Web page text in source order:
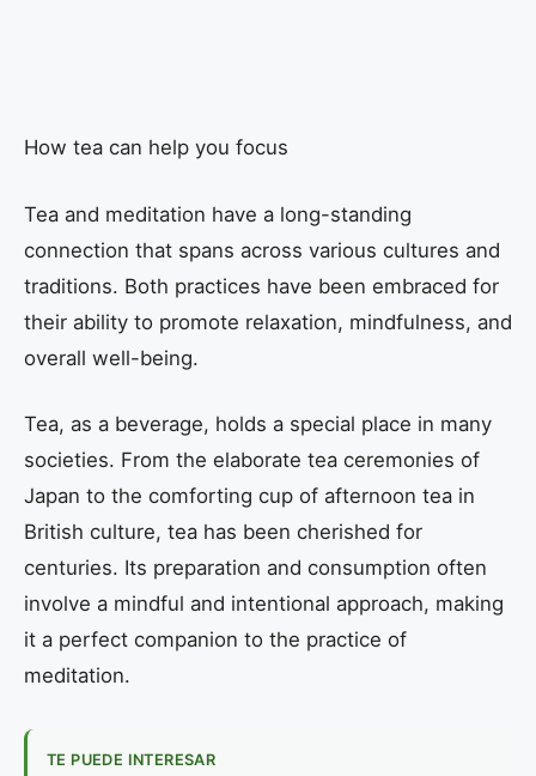
How tea can help you focus
Tea and meditation have a long-standing
connection that spans across various cultures and
traditions. Both practices have been embraced for
their ability to promote relaxation, mindfulness, and
overall well-being.
Tea, as a beverage, holds a special place in many
societies. From the elaborate tea ceremonies of
Japan to the comforting cup of afternoon tea in
British culture, tea has been cherished for
centuries. Its preparation and consumption often
involve a mindful and intentional approach, making
it a perfect companion to the practice of
meditation.
TE PUEDE INTERESAR